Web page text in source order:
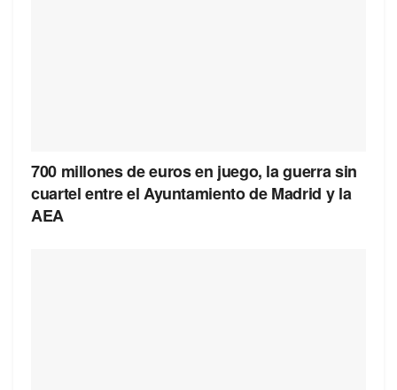
700 millones de euros en juego, la guerra sin
cuartel entre el Ayuntamiento de Madrid y la
AEA